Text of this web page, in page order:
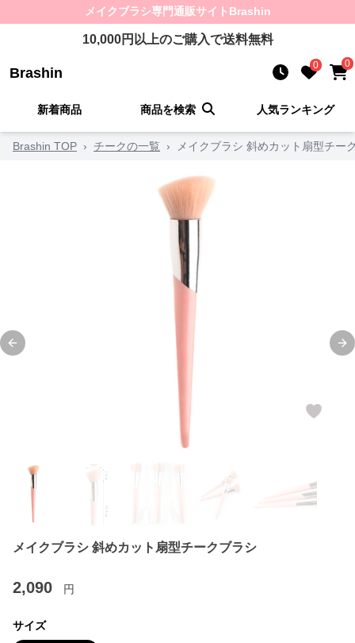
メイクブラシ専門通販サイト Brashin
10,000円以上のご購入で送料無料
Brashin 0 0
新着商品 商品を検索 人気ランキング
Brashin TOP › チークの一覧 › メイクブラシ 斜めカット扇型チー
Previous slide
メイクブラシ 斜めカット扇型チークブラシ
2,090 円
サイズ